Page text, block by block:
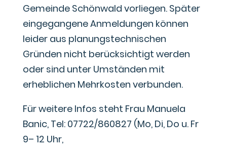
Gemeinde Schönwald vorliegen. Später
eingegangene Anmeldungen können
leider aus planungstechnischen
Gründen nicht berücksichtigt werden
oder sind unter Umständen mit
erheblichen Mehrkosten verbunden.
Für weitere Infos steht Frau Manuela
Banic, Tel: 07722/860827 (Mo, Di, Do u. Fr
9– 12 Uhr,